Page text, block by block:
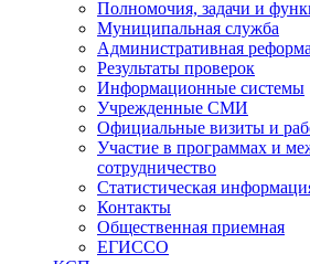
Полномочия, задачи и
Муниципальная служба
Административная реформа
Результаты проверок
Информационные системы
Учрежденные СМИ
Официальные визиты и
Участие в программах и
сотрудничество
Статистическая
Контакты
Общественная приемная
ЕГИССО